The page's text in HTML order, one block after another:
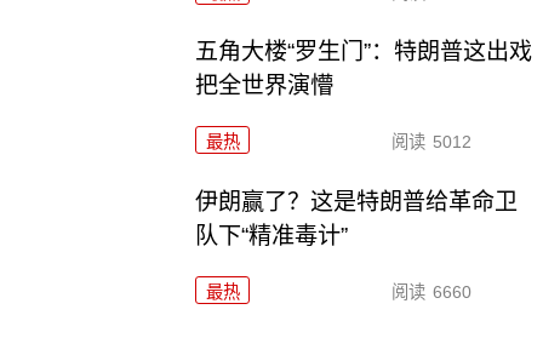
五角大楼“罗生门”：特朗普这出戏
把全世界演懵
最热 阅读 5012
伊朗赢了？这是特朗普给革命卫
队下“精准毒计”
最热 阅读 6660